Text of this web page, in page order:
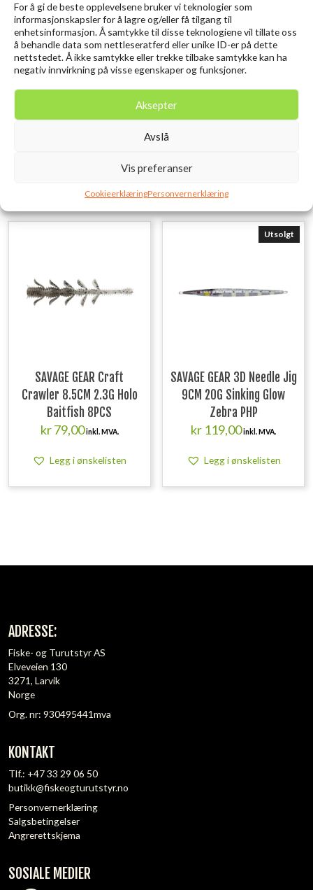
For å gi de beste opplevelsene bruker vi teknologier som
informasjonskapsler for å lagre og/eller få tilgang til
enhetsinformasjon. Å samtykke til disse teknologiene vil tillate oss
å behandle data som nettleseratferd eller unike ID-er på dette
nettstedet. Å ikke samtykke eller trekke tilbake samtykke kan ha
negativ innvirkning på visse egenskaper og funksjoner.
Aksepter
Avslå
Vis preferanser
CookieerklæringPersonvernerklæring
SAVAGE GEAR LB Cannibal
SAVAGE GEAR 3D Needle Jig
SAVAGE GEAR Craft
Crawler 8.5CM 2.3G Holo
Baitfish 8PCS
kr79,00inkl. MVA.
Legg i ønskelisten
Utsolgt
SAVAGE GEAR 3D Needle Jig
9CM 20G Sinking Glow
Zebra PHP
kr 119,00inkl. MVA.
Legg i ønskelisten
ADRESSE:
Fiske- og Turutstyr AS
Elveveien 130
3271, Larvik
Norge
Org. nr: 930495441mva
KONTAKT
Tlf.: +47 33 29 06 50
butikk@fiskeogturutstyr.no
Personvernerklæring
Salgsbetingelser
Angrerettskjema
SOSIALE MEDIER